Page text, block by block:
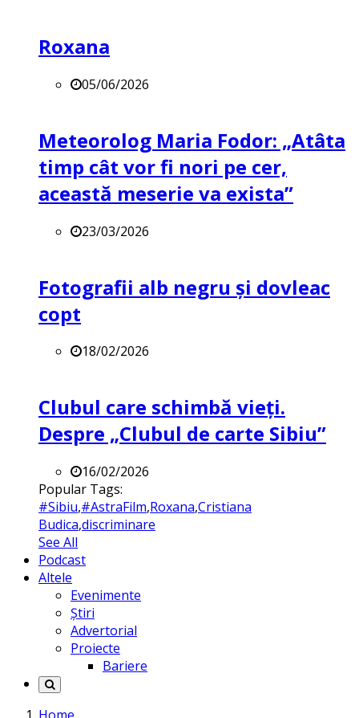
Roxana
05/06/2026
Meteorolog Maria Fodor: „Atâta
timp cât vor fi nori pe cer,
această meserie va exista”
23/03/2026
Fotografii alb negru și dovleac
copt
18/02/2026
Clubul care schimbă vieți.
Despre „Clubul de carte Sibiu”
16/02/2026
Popular Tags:
#Sibiu,#AstraFilm,Roxana,Cristiana
Budica,discriminare
See All
Podcast
Altele
Evenimente
Știri
Advertorial
Proiecte
Bariere